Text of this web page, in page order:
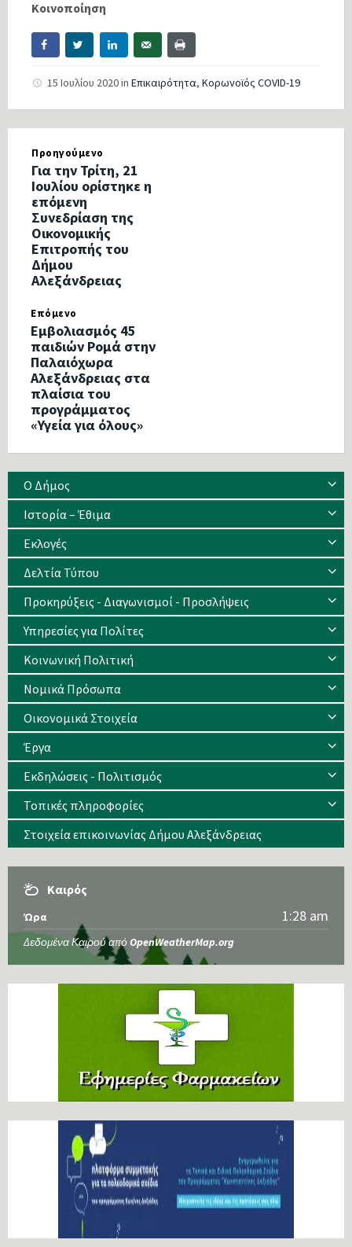
Κοινοποίηση
15 Ιουλίου 2020in Επικαιρότητα, Κορωνοϊός COVID-19
Προηγούμενο
Για την Τρίτη, 21
Ιουλίου ορίστηκε η
επόμενη
Συνεδρίαση της
Οικονομικής
Επιτροπής του
Δήμου
Αλεξάνδρειας
Επόμενο
Εμβολιασμός 45
παιδιών Ρομά στην
Παλαιόχωρα
Αλεξάνδρειας στα
πλαίσια του
προγράμματος
«Υγεία για όλους»
Ο Δήμος
Ιστορία – Έθιμα
Eκλογές
Δελτία Τύπου
Προκηρύξεις - Διαγωνισμοί - Προσλήψεις
Υπηρεσίες για Πολίτες
Κοινωνική Πολιτική
Νομικά Πρόσωπα
Οικονομικά Στοιχεία
Έργα
Εκδηλώσεις - Πολιτισμός
Τοπικές πληροφορίες
Στοιχεία επικοινωνίας Δήμου Αλεξάνδρειας
Καιρός
Ώρα 1:28 am
Δεδομένα Καιρού από OpenWeatherMap.org